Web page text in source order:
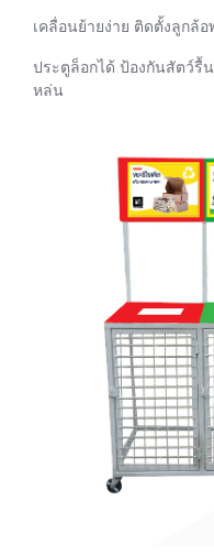
เคลื่อนย้ายง่าย ติดตั้งลูกล้
ประตูล็อกได้ ป้องกันสัตว์รื้
หล่น